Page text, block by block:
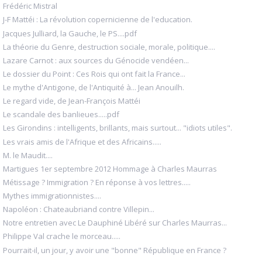
Frédéric Mistral
J-F Mattéi : La révolution copernicienne de l'education.
Jacques Julliard, la Gauche, le PS....pdf
La théorie du Genre, destruction sociale, morale, politique....
Lazare Carnot : aux sources du Génocide vendéen...
Le dossier du Point : Ces Rois qui ont fait la France...
Le mythe d'Antigone, de l'Antiquité à... Jean Anouilh.
Le regard vide, de Jean-François Mattéi
Le scandale des banlieues.....pdf
Les Girondins : intelligents, brillants, mais surtout... "idiots utiles".
Les vrais amis de l'Afrique et des Africains.....
M. le Maudit....
Martigues 1er septembre 2012 Hommage à Charles Maurras
Métissage ? Immigration ? En réponse à vos lettres.....
Mythes immigrationnistes....
Napoléon : Chateaubriand contre Villepin...
Notre entretien avec Le Dauphiné Libéré sur Charles Maurras...
Philippe Val crache le morceau.....
Pourrait-il, un jour, y avoir une "bonne" République en France ?